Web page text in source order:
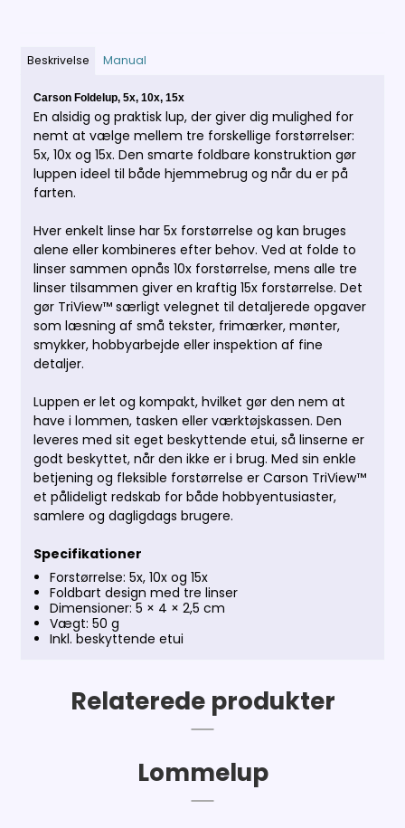
Beskrivelse Manual
Carson Foldelup, 5x, 10x, 15x
En alsidig og praktisk lup, der giver dig mulighed for
nemt at vælge mellem tre forskellige forstørrelser:
5x, 10x og 15x. Den smarte foldbare konstruktion gør
luppen ideel til både hjemmebrug og når du er på
farten.
Hver enkelt linse har 5x forstørrelse og kan bruges
alene eller kombineres efter behov. Ved at folde to
linser sammen opnås 10x forstørrelse, mens alle tre
linser tilsammen giver en kraftig 15x forstørrelse. Det
gør TriView™ særligt velegnet til detaljerede opgaver
som læsning af små tekster, frimærker, mønter,
smykker, hobbyarbejde eller inspektion af fine
detaljer.
Luppen er let og kompakt, hvilket gør den nem at
have i lommen, tasken eller værktøjskassen. Den
leveres med sit eget beskyttende etui, så linserne er
godt beskyttet, når den ikke er i brug. Med sin enkle
betjening og fleksible forstørrelse er Carson TriView™
et pålideligt redskab for både hobbyentusiaster,
samlere og dagligdags brugere.
Specifikationer
Forstørrelse: 5x, 10x og 15x
Foldbart design med tre linser
Dimensioner: 5 × 4 × 2,5 cm
Vægt: 50 g
Inkl. beskyttende etui
Relaterede produkter
Lommelup